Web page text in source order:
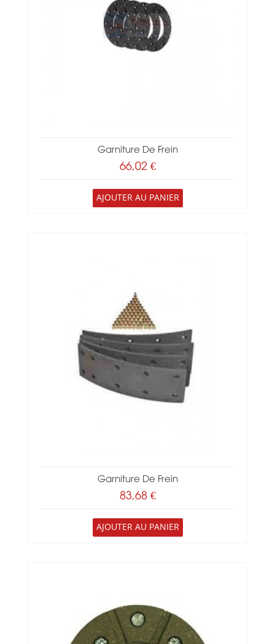
Garniture De Frein
66,02 €
AJOUTER AU PANIER
Garniture De Frein
83,68 €
AJOUTER AU PANIER